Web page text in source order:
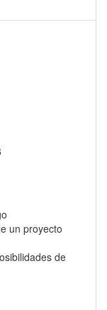
un proyecto
de